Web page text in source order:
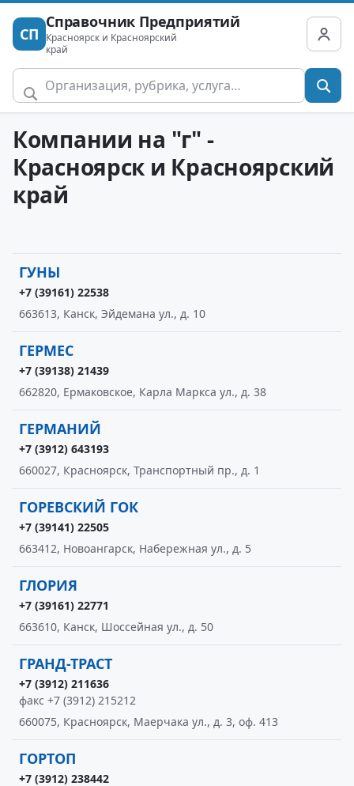
СП
Справочник Предприятий
Красноярск и Красноярский
край
Компании на "г" -
Красноярск и Красноярский
край
ГУНЫ
+7 (39161) 22538
663613, Канск, Эйдемана ул., д. 10
ГЕРМЕС
+7 (39138) 21439
662820, Ермаковское, Карла Маркса ул., д. 38
ГЕРМАНИЙ
+7 (3912) 643193
660027, Красноярск, Транспортный пр., д. 1
ГОРЕВСКИЙ ГОК
+7 (39141) 22505
663412, Новоангарск, Набережная ул., д. 5
ГЛОРИЯ
+7 (39161) 22771
663610, Канск, Шоссейная ул., д. 50
ГРАНД-ТРАСТ
+7 (3912) 211636
факс +7 (3912) 215212
660075, Красноярск, Маерчака ул., д. 3, оф. 413
ГОРТОП
+7 (3912) 238442